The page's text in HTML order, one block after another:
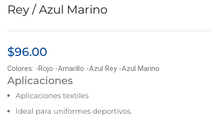
Rey / Azul Marino
$96.00
Colores: -Rojo -Amarillo -Azul Rey -Azul Marino
Aplicaciones
Aplicaciones textiles
Ideal para uniformes deportivos.